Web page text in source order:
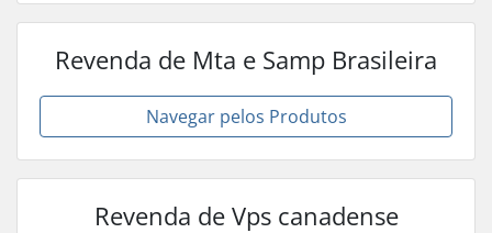
Revenda de Mta e Samp Brasileira
Navegar pelos Produtos
Revenda de Vps canadense